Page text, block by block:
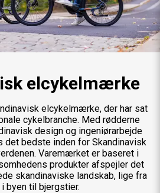
elcykelmærke
elcykelmærke, der har sat
cykelbranche. Med rødderne
design og ingeniørarbejde
bedste inden for Skandinavisk
Varemærket er baseret i
produkter afspejler det
skandinaviske landskab, lige fra
byen til bjergstier.